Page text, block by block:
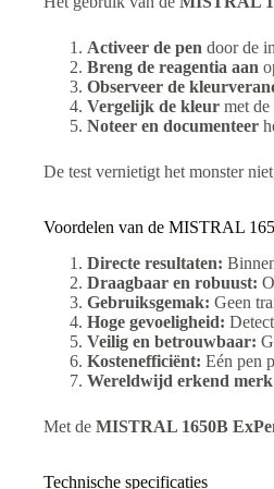
Activeer de pen door de
Breng de reagentia aan
Observeer de
Vergelijk de kleur met
Noteer en documenteer
De test vernietigt het monster
Voordelen van de MISTRAL
Directe resultaten:
Draagbaar en robuust:
Gebruiksgemak: Geen
Hoge gevoeligheid:
Veilig en betrouwbaar:
Kostenefficiënt: Eén pen
Wereldwijd erkend
Met de MISTRAL 1650B
Technische specificaties